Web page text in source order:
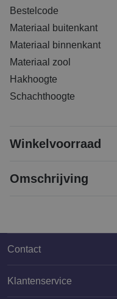
Bestelcode
Materiaal buitenkant
Materiaal binnenkant
Materiaal zool
Hakhoogte
Schachthoogte
Winkelvoorraad
Omschrijving
Contact
Klantenservice